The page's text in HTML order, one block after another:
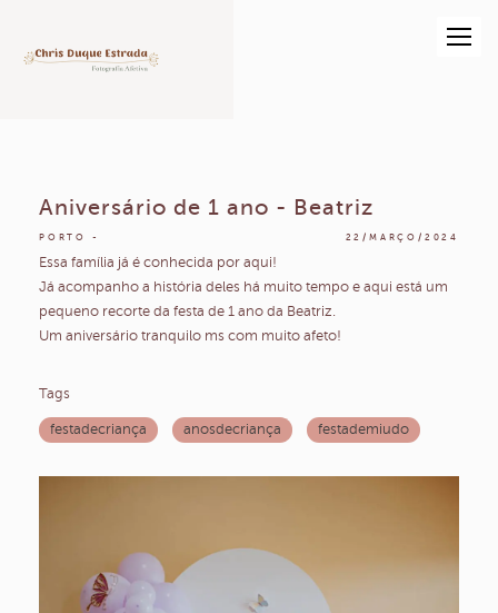
PORTO 22/MARÇO/2024
Aniversário de 1 ano - Beatriz
Essa família já é conhecida por aqui!
Já acompanho a história deles há muito tempo e aqui está um
pequeno recorte da festa de 1 ano da Beatriz.
Um aniversário tranquilo ms com muito afeto!
Tags
festadecriança anosdecriança festademiudo